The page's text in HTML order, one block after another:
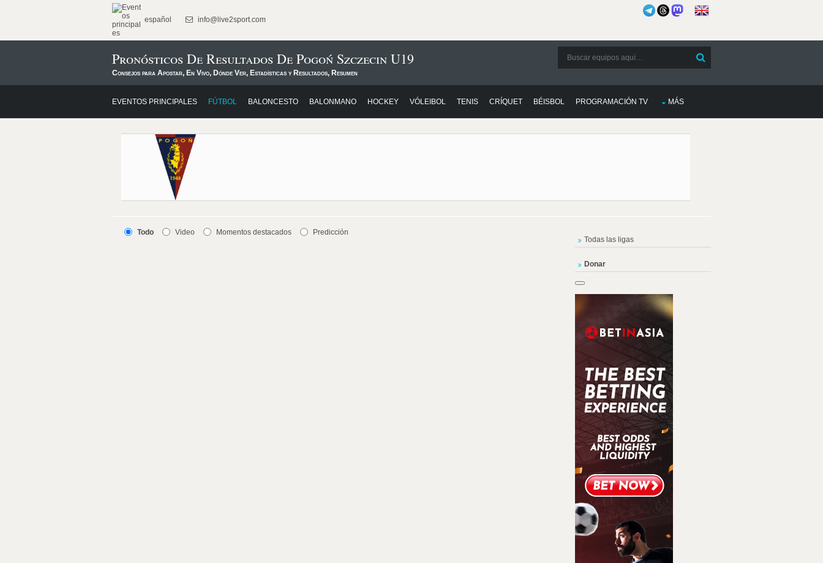
español info@live2sport.com
Pronósticos De Resultados De Pogoń Szczecin U19
Consejos para Apostar, En Vivo, Dónde Ver, Estadísticas y Resultados, Resumen
EVENTOS PRINCIPALES FÚTBOL BALONCESTO BALONMANO HOCKEY VÓLEIBOL TENIS CRÍQUET BÉISBOL PROGRAMACIÓN TV MÁS
Todo Video Momentos destacados Predicción
Todas las ligas
Donar